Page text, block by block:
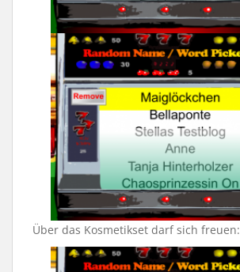
Über das Kosmetikset darf sich freuen: